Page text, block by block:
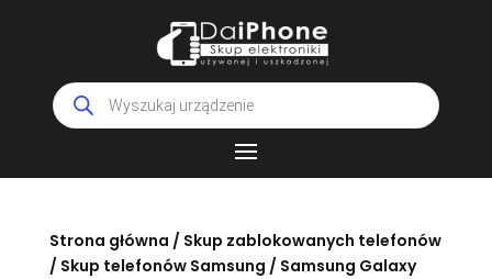
Wyszukiwarka
produktów
Strona główna / Skup zablokowanych telefonów
/ Skup telefonów Samsung / Samsung Galaxy